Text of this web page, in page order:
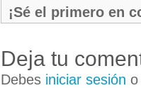
¡Sé el primero en
Deja tu
Debes iniciar sesión